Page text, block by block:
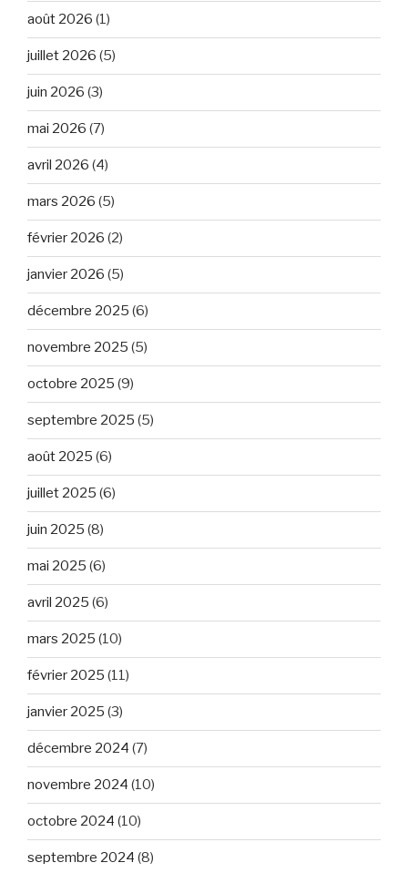
août 2026 (1)
juillet 2026 (5)
juin 2026 (3)
mai 2026 (7)
avril 2026 (4)
mars 2026 (5)
février 2026 (2)
janvier 2026 (5)
décembre 2025 (6)
novembre 2025 (5)
octobre 2025 (9)
septembre 2025 (5)
août 2025 (6)
juillet 2025 (6)
juin 2025 (8)
mai 2025 (6)
avril 2025 (6)
mars 2025 (10)
février 2025 (11)
janvier 2025 (3)
décembre 2024 (7)
novembre 2024 (10)
octobre 2024 (10)
septembre 2024 (8)